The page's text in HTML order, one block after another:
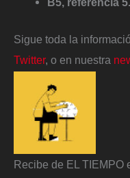
Sigue toda la
Twitter, o en nuestra
Recibe de EL TIEMPO